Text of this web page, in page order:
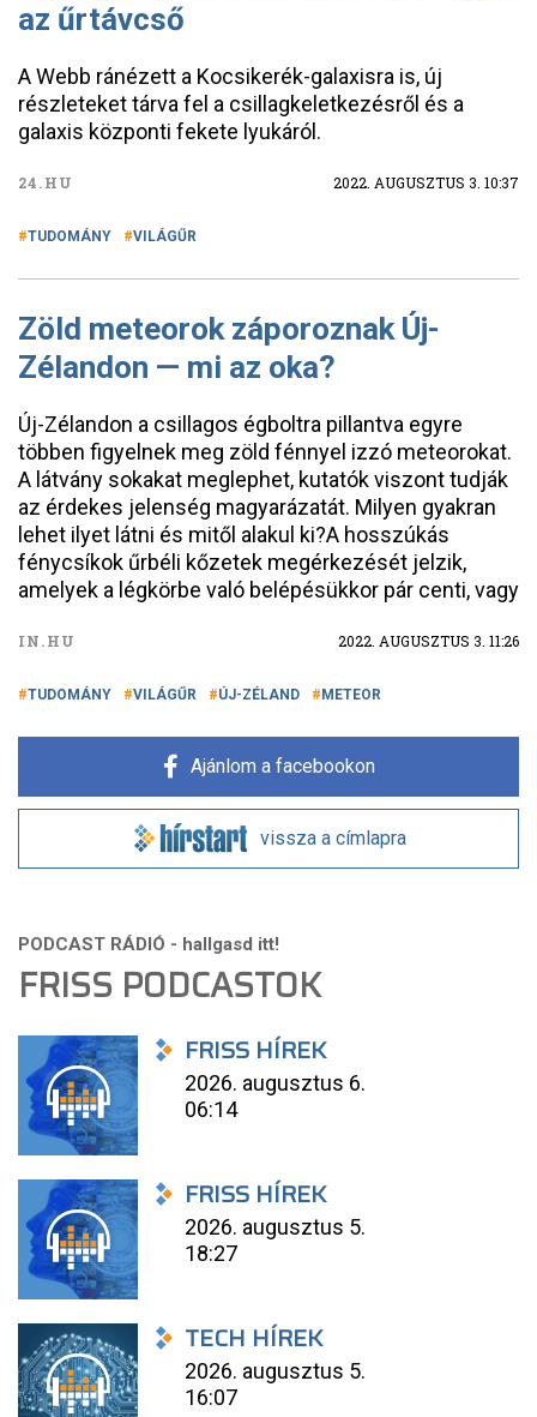
az űrtávcső
A Webb ránézett a Kocsikerék-galaxisra is, új
részleteket tárva fel a csillagkeletkezésről és a
galaxis központi fekete lyukáról.
24.HU 2022. AUGUSZTUS 3. 10:37
TUDOMÁNY VILÁGŰR
Zöld meteorok záporoznak Új-
Zélandon — mi az oka?
Új-Zélandon a csillagos égboltra pillantva egyre
többen figyelnek meg zöld fénnyel izzó meteorokat.
A látvány sokakat meglephet, kutatók viszont tudják
az érdekes jelenség magyarázatát. Milyen gyakran
lehet ilyet látni és mitől alakul ki?A hosszúkás
fénycsíkok űrbéli kőzetek megérkezését jelzik,
amelyek a légkörbe való belépésükkor pár centi, vagy
IN.HU 2022. AUGUSZTUS 3. 11:26
TUDOMÁNY VILÁGŰR ÚJ-ZÉLAND METEOR
Ajánlom a facebookon
vissza a címlapra
FRISS PODCASTOK
FRISS HÍREK
2026. augusztus 6.
06:14
FRISS HÍREK
2026. augusztus 5.
18:27
TECH HÍREK
2026. augusztus 5.
16:07